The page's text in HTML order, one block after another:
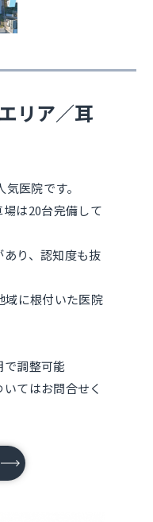
リア／耳
医院です。
は20台完備して
り、認知度も抜
域に根付いた医院
調整可能
てはお問合せく